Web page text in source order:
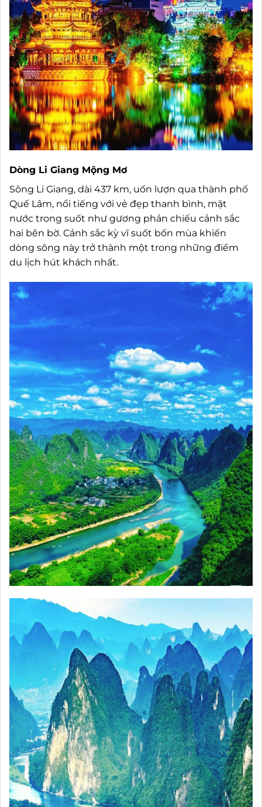
Dòng Li Giang Mộng Mơ
Sông Li Giang, dài 437 km, uốn lượn qua thành phố
Quế Lâm, nổi tiếng với vẻ đẹp thanh bình, mặt
nước trong suốt như gương phản chiếu cảnh sắc
hai bên bờ. Cảnh sắc kỳ vĩ suốt bốn mùa khiến
dòng sông này trở thành một trong những điểm
du lịch hút khách nhất.